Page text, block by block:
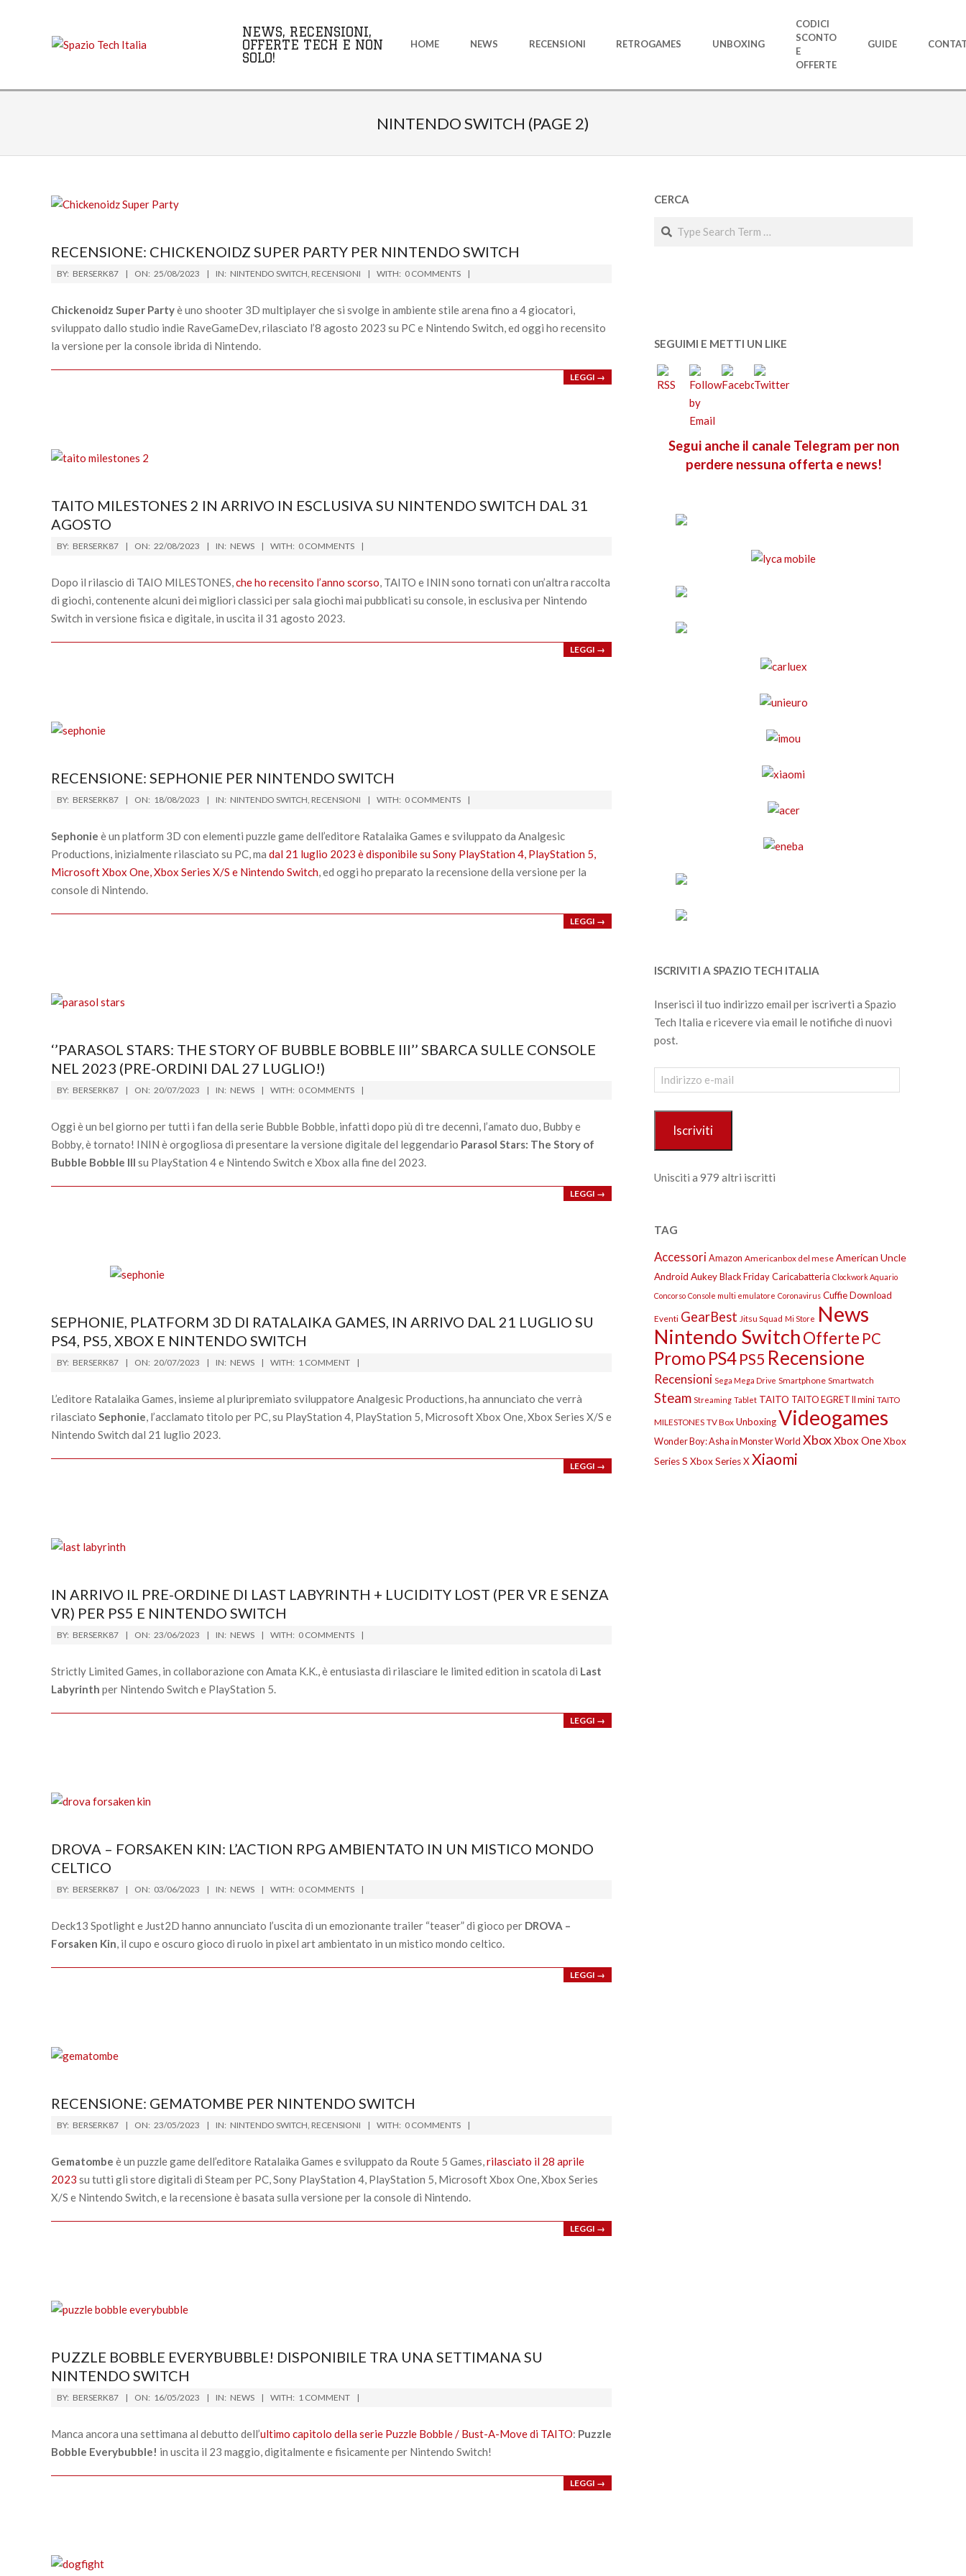
NEWS, RECENSIONI,
OFFERTE TECH E NON
SOLO!
Menu
HOME NEWS RECENSIONI RETROGAMES UNBOXING
CODICI
SCONTO
E
OFFERTE
GUIDE
NINTENDO SWITCH (PAGE 2)
RECENSIONE: CHICKENOIDZ SUPER PARTY PER NINTENDO SWITCH
2023-
25
BY: BERSERK87 ON: 25/08/2023 IN: NINTENDO SWITCH, RECENSIONI WITH: 0 COMMENTS
Chickenoidz Super Partyè uno shooter 3D multiplayer che si svolge in ambiente stile arena fino a 4 giocatori,
sviluppato dallo studio indie RaveGameDev, rilasciato l’8 agosto 2023 su PC e Nintendo Switch, ed oggi ho recensito
la versione per la console ibrida di Nintendo.
LEGGI →
TAITO MILESTONES 2 IN ARRIVO IN ESCLUSIVA SU NINTENDO SWITCH DAL 31
AGOSTO
2023-
22
BY: BERSERK87 ON: 22/08/2023 IN: NEWS WITH: 0 COMMENTS
Dopo il rilascio di TAIO MILESTONES,che ho recensito l’anno scorso, TAITO e ININ sono tornati con un’altra raccolta
di giochi, contenente alcuni dei migliori classici per sala giochi mai pubblicati su console, in esclusiva per Nintendo
Switch in versione fisica e digitale, in uscita il 31 agosto 2023.
LEGGI →
RECENSIONE: SEPHONIE PER NINTENDO SWITCH
2023-
18
BY: BERSERK87 ON: 18/08/2023 IN: NINTENDO SWITCH, RECENSIONI WITH: 0 COMMENTS
Sephonie è un platform 3D con elementi puzzle game dell’editore Ratalaika Games e sviluppato da Analgesic
Productions, inizialmente rilasciato su PC, ma dal 21 luglio 2023 è disponibile su Sony PlayStation 4, PlayStation 5,
Microsoft Xbox One, Xbox Series X/S e Nintendo Switch, ed oggi ho preparato la recensione della versione per la
console di Nintendo.
LEGGI →
‘’PARASOL STARS: THE STORY OF BUBBLE BOBBLE III’’ SBARCA SULLE CONSOLE
NEL 2023 (PRE-ORDINI DAL 27 LUGLIO!)
2023-
20
BY: BERSERK87 ON: 20/07/2023 IN: NEWS WITH: 0 COMMENTS
Oggi è un bel giorno per tutti i fan della serie Bubble Bobble, infatti dopo più di tre decenni, l’amato duo, Bubby e
Bobby, è tornato! ININ è orgogliosa di presentare la versione digitale del leggendario Parasol Stars: The Story of
Bubble Bobble III su PlayStation 4 e Nintendo Switch e Xbox alla fine del 2023.
LEGGI →
SEPHONIE, PLATFORM 3D DI RATALAIKA GAMES, IN ARRIVO DAL 21 LUGLIO SU
PS4, PS5, XBOX E NINTENDO SWITCH
2023-
20
BY: BERSERK87 ON: 20/07/2023 IN: NEWS WITH: 1 COMMENT
L’editore Ratalaika Games, insieme al pluripremiato sviluppatore Analgesic Productions, ha annunciato che verrà
rilasciato Sephonie, l’acclamato titolo per PC, su PlayStation 4, PlayStation 5, Microsoft Xbox One, Xbox Series X/S e
Nintendo Switch dal 21 luglio 2023.
LEGGI →
IN ARRIVO IL PRE-ORDINE DI LAST LABYRINTH + LUCIDITY LOST (PER VR E SENZA
VR) PER PS5 E NINTENDO SWITCH
2023-
23
BY: BERSERK87 ON: 23/06/2023 IN: NEWS WITH: 0 COMMENTS
Strictly Limited Games, in collaborazione con Amata K.K., è entusiasta di rilasciare le limited edition in scatola di Last
Labyrinth per Nintendo Switch e PlayStation 5.
LEGGI →
DROVA – FORSAKEN KIN: L’ACTION RPG AMBIENTATO IN UN MISTICO MONDO
CELTICO
2023-
03
BY: BERSERK87 ON: 03/06/2023 IN: NEWS WITH: 0 COMMENTS
Deck13 Spotlight e Just2D hanno annunciato l’uscita di un emozionante trailer “teaser” di gioco per DROVA –
Forsaken Kin, il cupo e oscuro gioco di ruolo in pixel art ambientato in un mistico mondo celtico.
LEGGI →
RECENSIONE: GEMATOMBE PER NINTENDO SWITCH
2023-
23
BY: BERSERK87 ON: 23/05/2023 IN: NINTENDO SWITCH, RECENSIONI WITH: 0 COMMENTS
Gematombe è un puzzle game dell’editore Ratalaika Games e sviluppato da Route 5 Games,rilasciato il 28 aprile
2023 su tutti gli store digitali di Steam per PC, Sony PlayStation 4, PlayStation 5, Microsoft Xbox One, Xbox Series
X/S e Nintendo Switch, e la recensione è basata sulla versione per la console di Nintendo.
LEGGI →
PUZZLE BOBBLE EVERYBUBBLE! DISPONIBILE TRA UNA SETTIMANA SU
NINTENDO SWITCH
2023-
16
BY: BERSERK87 ON: 16/05/2023 IN: NEWS WITH: 1 COMMENT
Manca ancora una settimana al debutto dell’ultimo capitolo della serie Puzzle Bobble / Bust-A-Move di TAITO: Puzzle
Bobble Everybubble! in uscita il 23 maggio, digitalmente e fisicamente per Nintendo Switch!
LEGGI →
CERCA
Search
SEGUIMI E METTI UN LIKE
Segui anche il canale Telegram per non
perdere nessuna offerta e news!
ISCRIVITI A SPAZIO TECH ITALIA
Inserisci il tuo indirizzo email per iscriverti a Spazio
Tech Italia e ricevere via email le notifiche di nuovi
post.
Indirizzo
e-
Iscriviti
Unisciti a 979 altri iscritti
TAG
AccessoriAmazon Americanbox del mese American Uncle
Android AukeyBlack FridayCaricabatteria Clockwork Aquario
Concorso Console multi emulatore Coronavirus CuffieDownload
Eventi GearBest Jitsu Squad Mi Store News
Nintendo SwitchOfferte PC
Promo PS4PS5 Recensione
Recensioni Sega Mega Drive Smartphone Smartwatch
Steam Streaming Tablet TAITO TAITO EGRET II mini TAITO
MILESTONES TV Box UnboxingVideogames
Wonder Boy: Asha in Monster World XboxXbox OneXbox
Series S Xbox Series XXiaomi